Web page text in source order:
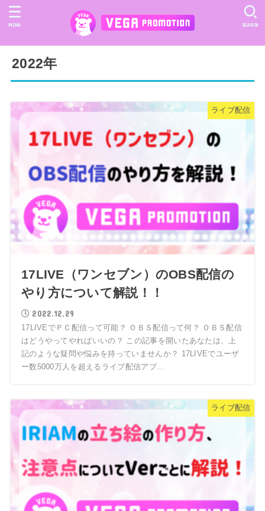
SEARCH
MENU
2022年
ライブ配信
17LIVE（ワンセブン）のOBS配信の
やり方について解説！！
2022.12.29
17LIVEでＰＣ配信って可能？ ＯＢＳ配信って何？ ＯＢＳ配信
はどうやってやればいいの？ この記事を開いたあなたは、上
記のような疑問や悩みを持っていませんか？ 17LIVEでユーザ
ー数5000万人を超えるライブ配信アプ...
ライブ配信